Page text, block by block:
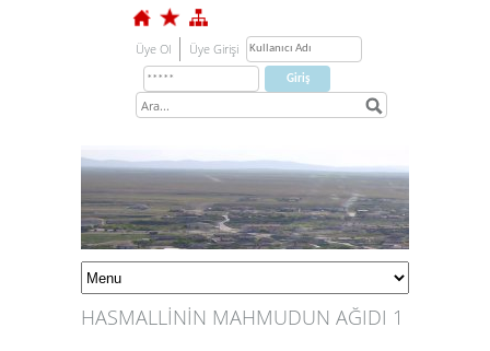
Üye Ol Üye Girişi
HASMALLİNİN MAHMUDUN AĞIDI 1